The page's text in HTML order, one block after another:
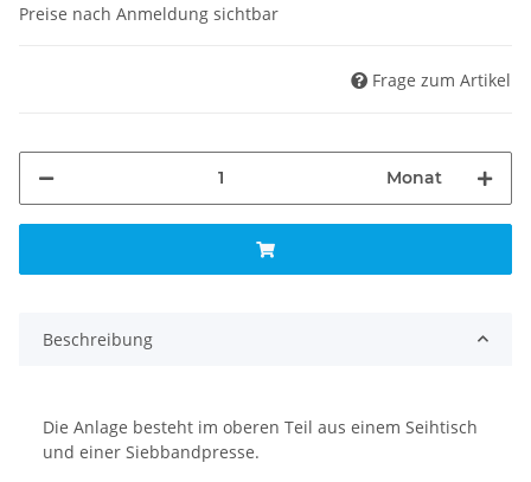
Preise nach Anmeldung sichtbar
Frage zum Artikel
Monat
Beschreibung
Die Anlage besteht im oberen Teil aus einem Seihtisch
und einer Siebbandpresse.